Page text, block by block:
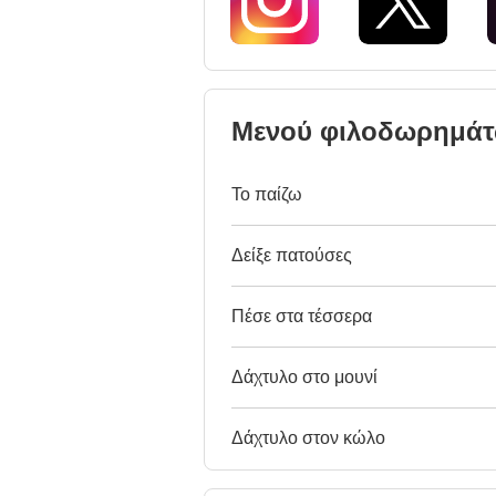
Μενού
Το παίζω
Δείξε πατούσες
Πέσε στα τέσσερα
Δάχτυλο στο μουνί
Δάχτυλο στον κώλο